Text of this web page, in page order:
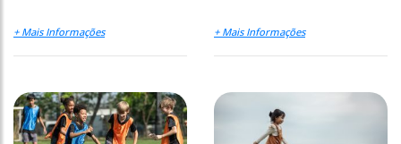
+ Mais Informações + Mais Informações